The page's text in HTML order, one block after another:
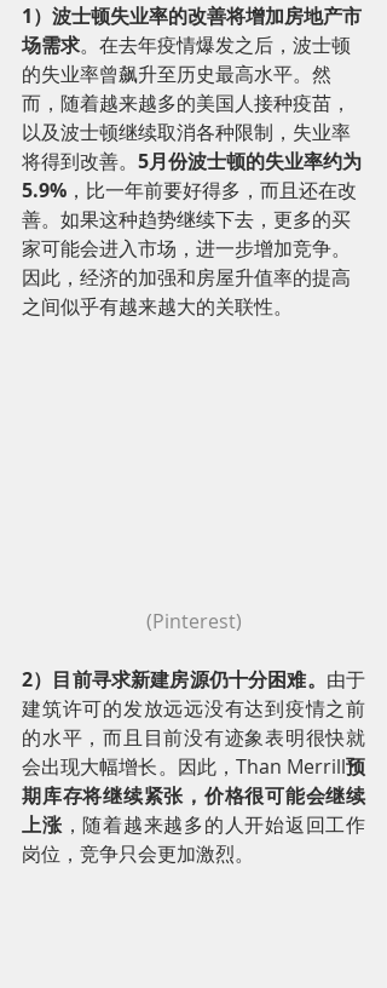
1）波士顿失业率的改善将增加房地产市
场需求。在去年疫情爆发之后，波士顿
的失业率曾飙升至历史最高水平。然
而，随着越来越多的美国人接种疫苗，
以及波士顿继续取消各种限制，失业率
将得到改善。 5月份波士顿的失业率约为
5.9% ，比一年前要好得多，而且还在改
善。如果这种趋势继续下去，更多的买
家可能会进入市场，进一步增加竞争。
因此，经济的加强和房屋升值率的提高
之间似乎有越来越大的关联性。
(Pinterest)
2）目前寻求新建房源仍十分困难。 由于
建筑许可的发放远远没有达到疫情之前
的水平，而且目前没有迹象表明很快就
会出现大幅增长。因此，Than Merrill预
期库存将继续紧张，价格很可能会继续
上涨 ，随着越来越多的人开始返回工作
岗位，竞争只会更加激烈。